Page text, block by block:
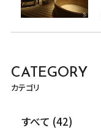
CATEGORY
カテゴリ
すべて (42)